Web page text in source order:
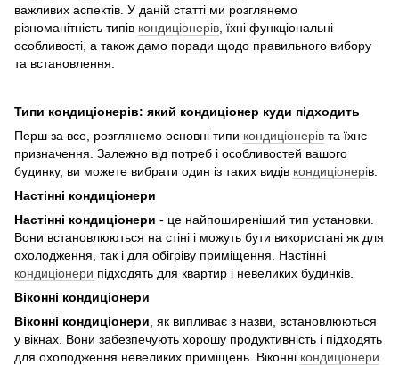
важливих аспектів. У даній статті ми розглянемо
різноманітність типів кондиціонерів , їхні функціональні
особливості, а також дамо поради щодо правильного вибору
та встановлення.
Типи кондиціонерів: який кондиціонер куди підходить
Перш за все, розглянемо основні типи кондиціонерів та їхнє
призначення. Залежно від потреб і особливостей вашого
будинку, ви можете вибрати один із таких видів кондиціонерів:
Настінні кондиціонери
Настінні кондиціонери - це найпоширеніший тип установки.
Вони встановлюються на стіні і можуть бути використані як для
охолодження, так і для обігріву приміщення. Настінні
кондиціонери підходять для квартир і невеликих будинків.
Віконні кондиціонери
Віконні кондиціонери , як випливає з назви, встановлюються
у вікнах. Вони забезпечують хорошу продуктивність і підходять
для охолодження невеликих приміщень. Віконні кондиціонери